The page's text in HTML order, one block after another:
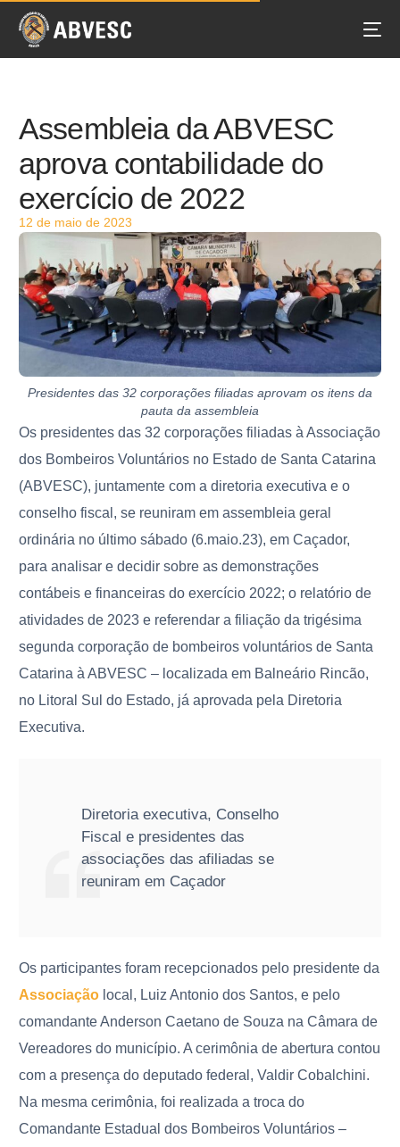
Assembleia da ABVESC
aprova contabilidade do
exercício de 2022
12 de maio de 2023
Presidentes das 32 corporações filiadas aprovam os itens da
pauta da assembleia
Os presidentes das 32 corporações filiadas à Associação
dos Bombeiros Voluntários no Estado de Santa Catarina
(ABVESC), juntamente com a diretoria executiva e o
conselho fiscal, se reuniram em assembleia geral
ordinária no último sábado (6.maio.23), em Caçador,
para analisar e decidir sobre as demonstrações
contábeis e financeiras do exercício 2022; o relatório de
atividades de 2023 e referendar a filiação da trigésima
segunda corporação de bombeiros voluntários de Santa
Catarina à ABVESC – localizada em Balneário Rincão,
no Litoral Sul do Estado, já aprovada pela Diretoria
Executiva.
Diretoria executiva, Conselho
Fiscal e presidentes das
associações das afiliadas se
reuniram em Caçador
Os participantes foram recepcionados pelo presidente da
Associação local, Luiz Antonio dos Santos, e pelo
comandante Anderson Caetano de Souza na Câmara de
Vereadores do município.A cerimônia de abertura contou
com a presença do deputado federal, Valdir Cobalchini.
Na mesma cerimônia, foi realizada a troca do
Comandante Estadual dos Bombeiros Voluntários –